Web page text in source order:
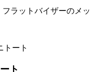
ラットバイザーのメ
ト